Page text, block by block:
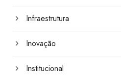
Infraestrutura
Inovação
Institucional